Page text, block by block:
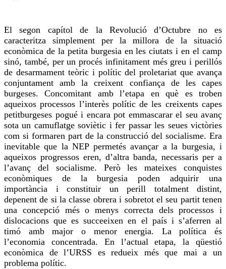
El segon capítol de la Revolució d’Octubre no es
caracteritza simplement per la millora de la situació
econòmica de la petita burgesia en les ciutats i en el camp
sinó, també, per un procés infinitament més greu i perillós
de desarmament teòric i polític del proletariat que avança
conjuntament amb la creixent confiança de les capes
burgeses. Concomitant amb l’etapa en què es troben
aqueixos processos l’interès polític de les creixents capes
petitburgeses pogué i encara pot emmascarar el seu avanç
sota un camuflatge soviètic i fer passar les seues victòries
com si formaren part de la construcció del socialisme. Era
inevitable que la NEP permetés avançar a la burgesia, i
aqueixos progressos eren, d’altra banda, necessaris per a
l’avanç del socialisme. Però les mateixes conquistes
econòmiques de la burgesia poden adquirir una
importància i constituir un perill totalment distint,
depenent de si la classe obrera i sobretot el seu partit tenen
una concepció més o menys correcta dels processos i
dislocacions que es succeeixen en el país i s’aferren al
timó amb major o menor energia. La política és
l’economia concentrada. En l’actual etapa, la qüestió
econòmica de l’URSS es redueix més que mai a un
problema polític.